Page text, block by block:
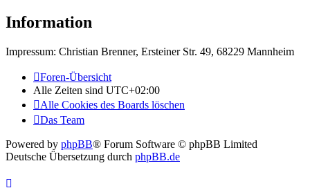
Information
Impressum: Christian Brenner, Ersteiner Str. 49, 68229 Mannheim
Foren-Übersicht
Alle Zeiten sind UTC+02:00
Alle Cookies des Boards löschen
Das Team
Powered by phpBB® Forum Software © phpBB Limited
Deutsche Übersetzung durch phpBB.de